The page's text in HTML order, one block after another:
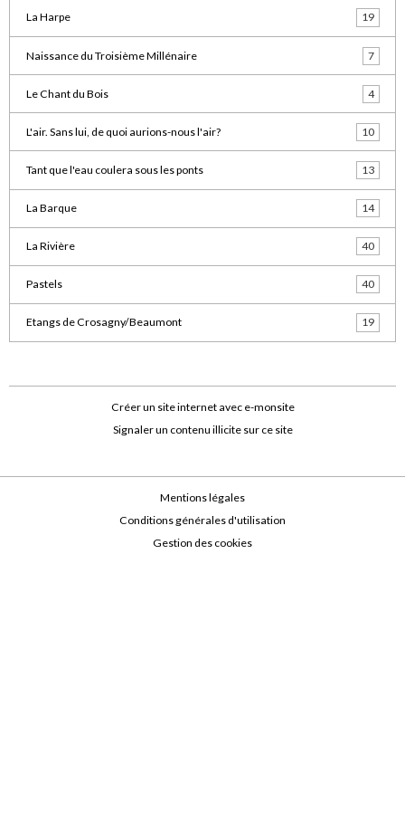
La Harpe 19
Naissance du Troisième Millénaire 7
Le Chant du Bois 4
L'air. Sans lui, de quoi aurions-nous l'air? 10
Tant que l'eau coulera sous les ponts 13
La Barque 14
La Rivière 40
Pastels 40
Etangs de Crosagny/Beaumont 19
Créer un site internet avec e-monsite
Signaler un contenu illicite sur ce site
Mentions légales
Conditions générales d'utilisation
Gestion des cookies